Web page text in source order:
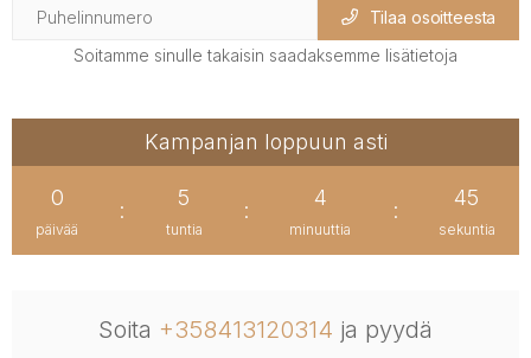
Tilaa osoitteesta
Soitamme sinulle takaisin saadaksemme lisätietoja
Kampanjan loppuun asti
0
päivää
:
5
tuntia
:
4
minuuttia
:
45
sekuntia
Soita +358413120314 ja pyydä